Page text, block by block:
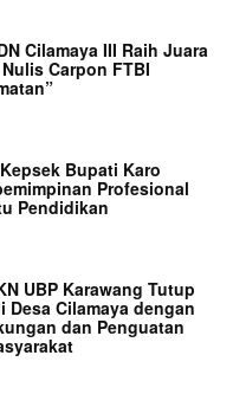
Cilamaya III Raih Juara
Carpon FTBI
Bupati Karo
Profesional
Pendidikan
UBP Karawang Tutup
Desa Cilamaya dengan
dan Penguatan